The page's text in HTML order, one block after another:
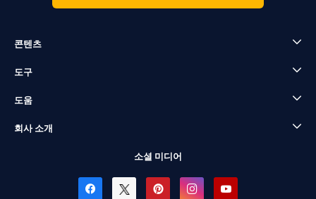
콘텐츠
도구
도움
회사 소개
소셜 미디어